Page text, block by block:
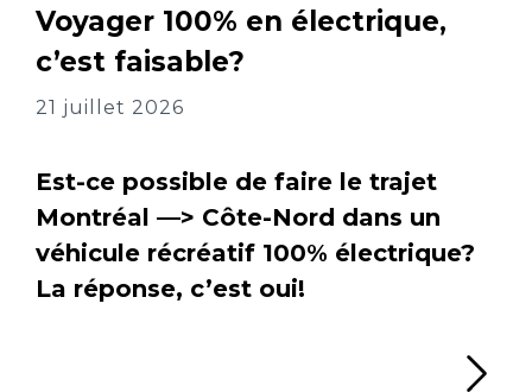
Voyager 100% en électrique,
c’est faisable?
21 juillet 2026
Est-ce possible de faire le trajet
Montréal —> Côte-Nord dans un
véhicule récréatif 100% électrique?
La réponse, c’est oui!